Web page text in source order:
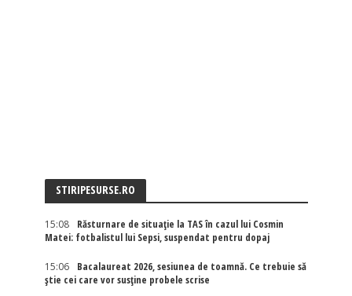
STIRIPESURSE.RO
15:08
Răsturnare de situație la TAS în cazul lui Cosmin
Matei: fotbalistul lui Sepsi, suspendat pentru dopaj
15:06
Bacalaureat 2026, sesiunea de toamnă. Ce trebuie să
știe cei care vor susține probele scrise